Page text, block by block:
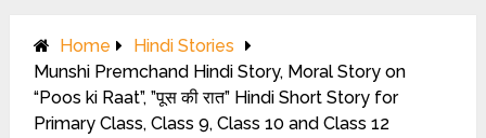
Home
Hindi Stories
Munshi Premchand Hindi Story, Moral Story on
“Poos ki Raat”, ”पूस की रात” Hindi Short Story for
Primary Class, Class 9, Class 10 and Class 12